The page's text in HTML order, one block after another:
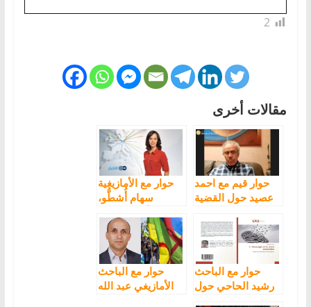
2
مقالات أخرى
حوار قيم مع احمد
عصيد حول القضية
حوار مع الأمازيغية
سهام أُشطُّو،
الألمانية “DW”
حوار مع الباحث
رشيد الحاحي حول
حوار مع الباحث
الأمازيغي عبد الله